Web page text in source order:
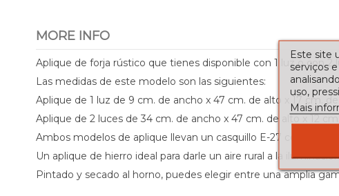
MORE INFO
Aplique de forja rústico que tienes disponible con 1 luz o con
Las medidas de este modelo son las siguientes:
Aplique de 1 luz de 9 cm. de ancho x 47 cm. de alto x 17 cm. de
Aplique de 2 luces de 34 cm. de ancho x 47 cm. de alto x 12
Ambos modelos de aplique llevan un casquillo E-27 con una
Un aplique de hierro ideal para darle un aire rural a la
Pintado y secado al horno, puedes elegir entre una amplia
Este site
serviços
uso,
Mais